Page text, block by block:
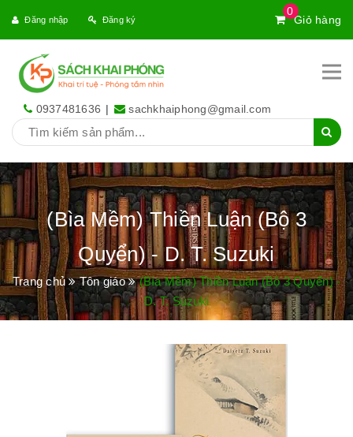
0
Giỏ hàng
Đăng nhập Đăng ký
0937481636 | sachkhaiphong@gmail.com
(Bìa Mềm) Thiền Luận (Bộ 3
Quyển) - D. T. Suzuki
Trang chủ Tôn giáo
(Bìa Mềm) Thiền Luận (Bộ 3 Quyển) -
D. T. Suzuki